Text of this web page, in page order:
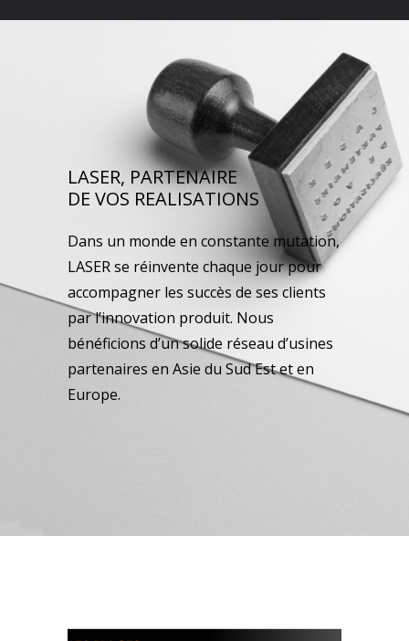
LASER, PARTENAIRE
DE VOS REALISATIONS
Dans un monde en constante mutation,
LASER se réinvente chaque jour pour
accompagner les succès de ses clients
par l’innovation produit. Nous
bénéficions d’un solide réseau d’usines
partenaires en Asie du Sud Est et en
Europe.